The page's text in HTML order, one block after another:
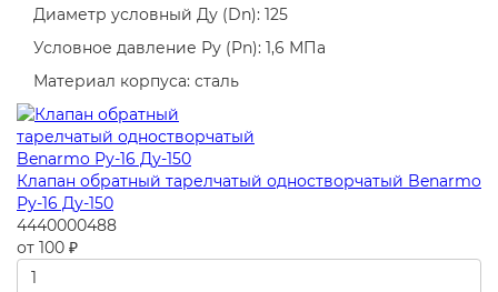
Диаметр условный Ду (Dn): 125
Условное давление Ру (Pn): 1,6 МПа
Материал корпуса: сталь
Клапан обратный тарелчатый одностворчатый Benarmo
Ру-16 Ду-150
4440000488
от 100 ₽